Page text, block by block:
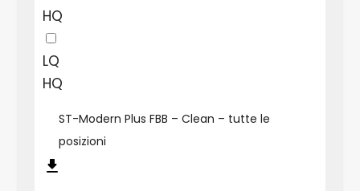
HQ
LQ
HQ
ST-Modern Plus FBB – Clean – tutte le
posizioni